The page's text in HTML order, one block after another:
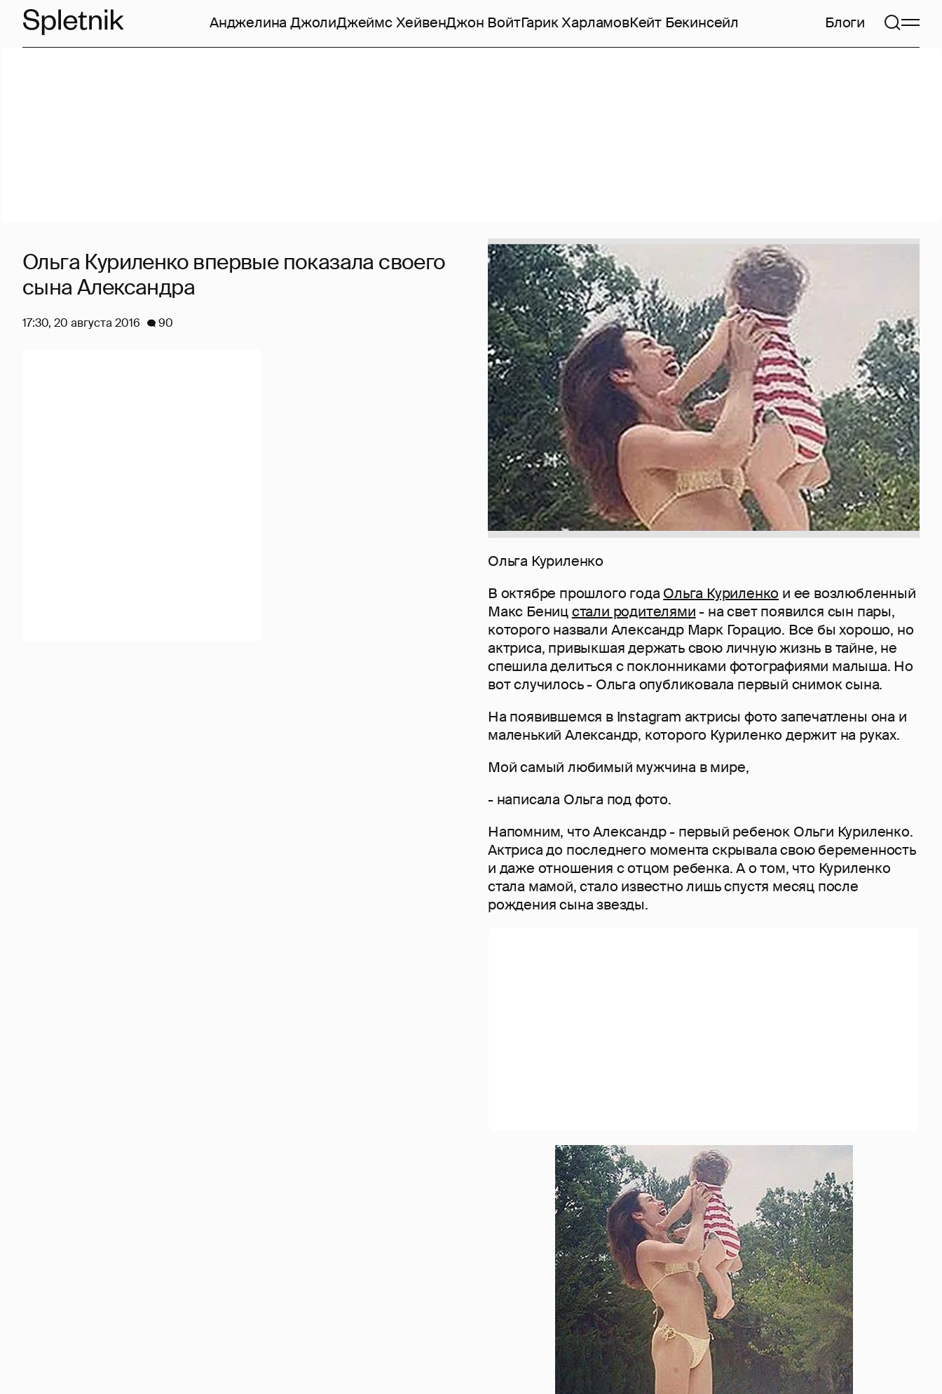
Анджелина ДжолиДжеймс ХейвенДжон ВойтГарик ХарламовКейт Бекинсейл Блоги
Ольга Куриленко
В октябре прошлого года Ольга Куриленко и ее возлюбленный
Макс Беницстали родителями- на свет появился сын пары,
которого назвали Александр Марк Горацио. Все бы хорошо, но
актриса, привыкшая держать свою личную жизнь в тайне, не
спешила делиться с поклонниками фотографиями малыша. Но
вот случилось - Ольга опубликовала первый снимок сына.
На появившемся в Instagram актрисы фото запечатлены она и
маленький Александр, которого Куриленко держит на руках.
Мой самый любимый мужчина в мире,
- написала Ольга под фото.
Напомним, что Александр - первый ребенок Ольги Куриленко.
Актриса до последнего момента скрывала свою беременность
и даже отношения с отцом ребенка. А о том, что Куриленко
стала мамой, стало известно лишь спустя месяц после
рождения сына звезды.
Ольга Куриленко впервые показала своего
сына Александра
17:30, 20 августа 2016 90